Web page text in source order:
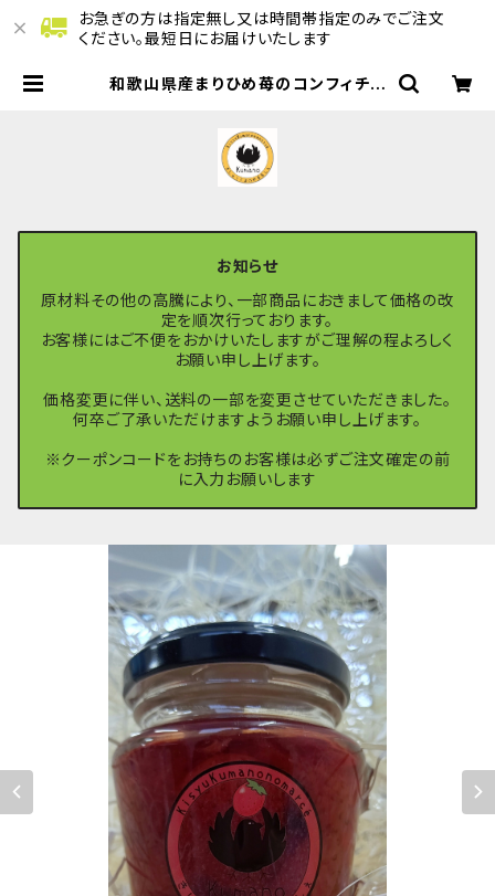
お急ぎの方は指定無し又は時間帯指定のみでご注文
ください。最短日にお届けいたします
和歌山県産まりひめ苺のコンフィチュ
お知らせ
原材料その他の高騰により、一部商品におきまして価格の改
定を順次行っております。
お客様にはご不便をおかけいたしますがご理解の程よろしく
お願い申し上げます。
価格変更に伴い、送料の一部を変更させていただきました。
何卒ご了承いただけますようお願い申し上げます。
※クーポンコードをお持ちのお客様は必ずご注文確定の前
に入力お願いします